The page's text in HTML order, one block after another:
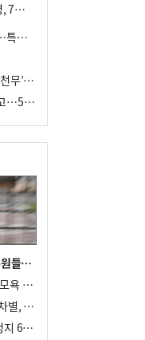
한화에어로 폭발사고 희생자 5명 중 3명, 7일 영면
한화에어로스페이스, 4·5일 공정중단…특별 안전점검
한화에어로 대전공장 생산 일부중단…‘천무’ 수출 비상
한화에어로스페이스 대전공장 폭발 사고…5명 사망·2명 부상(종합)
"스타벅스 가야지" 응원 배재고 야구부원들, 학교서 징계 처분
‘탱크데이’ 다시 불지핀 경찰, 스타벅스 모욕 혐의 압수수색
차정인 국교위원장 “허위정보와 혐오·차별, 학교 교실까지 유입"
‘5·18 폄훼 응원’ 배재고 야구부, 출전정지 6개월→1개월 감경